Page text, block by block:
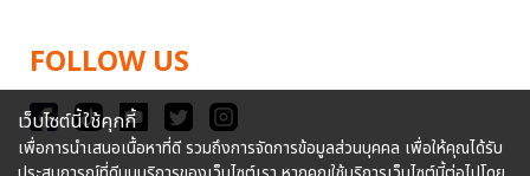
FOLLOW US
เว็บไซต์นี้ใช้คุกกี้
เพื่อการนำเสนอเนื้อหาที่ดี รวมถึงการจัดการข้อมูลส่วนบุคคล เพื่อให้คุณได้รับ